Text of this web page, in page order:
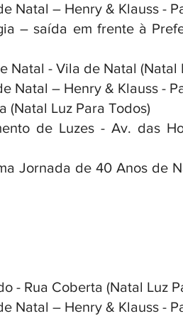
Natal – Henry & Klauss -
– saída em frente à
Natal - Vila de Natal (Natal
Natal – Henry & Klauss -
(Natal Luz Para Todos)
de Luzes - Av. das
Jornada de 40 Anos de
- Rua Coberta (Natal Luz
Natal – Henry & Klauss -